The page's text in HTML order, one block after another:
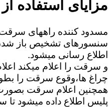
مزایای استفاده
مسدود کننده راههای سرقت:
سنسورهای تشخیص باز
اطلاع رسانی میشود.
و سرقت را اعلام میکند
چراغ ها،وقوع سرقت را
همچنین اعلام سرقت
پلیس اطلاع داده میشود تا